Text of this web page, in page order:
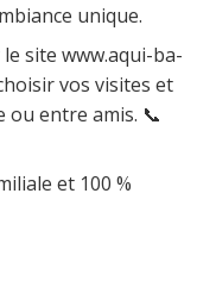
unique.
site www.aqui-ba-
vos visites et
entre amis. 📞
et 100 %